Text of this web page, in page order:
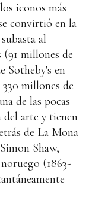
iconos más
convirtió en la
al
(91 millones de
Sotheby's en
millones de
de las pocas
del arte y tienen
de La Mona
Shaw,
(1863-